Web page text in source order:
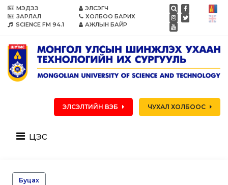
МЭДЭЭ
ЗАРЛАЛ
SCIENCE FM 94.1
ЭЛСЭГЧ
ХОЛБОО БАРИХ
АЖЛЫН БАЙР
ЭЛСЭЛТИЙН ВЭБ ЧУХАЛ ХОЛБООС
цэс
Буцах